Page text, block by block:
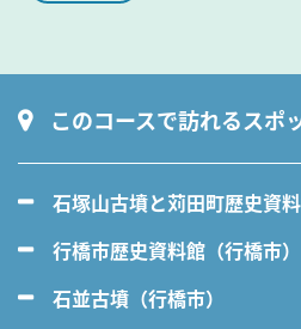
このコースで訪れるスポ
石塚山古墳と苅田町歴史資料
行橋市歴史資料館（行橋市）
石並古墳（行橋市）